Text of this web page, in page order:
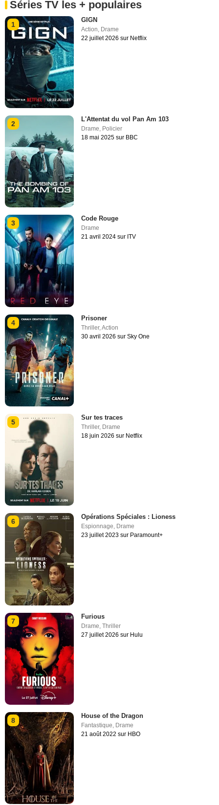
Séries TV les + populaires
1
GIGN
Action Drame
22 juillet 2026 sur Netflix
2
L'Attentat du vol Pan Am 103
Drame, Policier
18 mai 2025 sur BBC
3
Code Rouge
Drame
21 avril 2024 sur ITV
4
Prisoner
Thriller,Action
30 avril 2026 sur Sky One
5
Sur tes traces
Thriller, Drame
18 juin 2026 sur Netflix
6
Opérations Spéciales : Lioness
Espionnage, Drame
23 juillet 2023 sur Paramount+
7
Furious
Drame ,Thriller
27 juillet 2026 sur Hulu
8
House of the Dragon
Fantastique, Drame
21 août 2022 sur HBO